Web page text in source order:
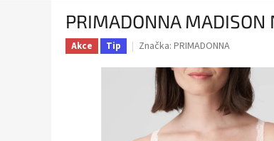
PRIMADONNA MADISON
Akce Tip Značka: PRIMADONNA